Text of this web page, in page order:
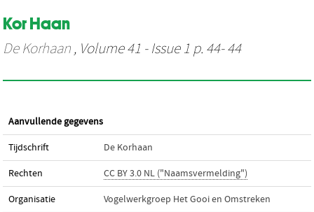
Kor Haan
De Korhaan , Volume 41 - Issue 1 p. 44- 44
Aanvullende gegevens
Tijdschrift De Korhaan
Rechten CC BY 3.0 NL ("Naamsvermelding")
Organisatie Vogelwerkgroep Het Gooi en Omstreken